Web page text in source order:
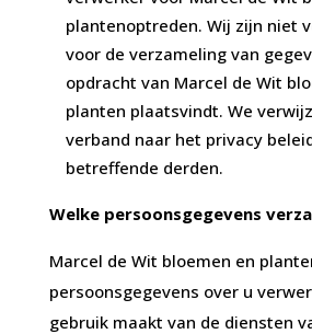
plantenoptreden. Wij zijn niet
voor de verzameling van
opdracht van Marcel de Wit
planten plaatsvindt. We
verband naar het privacy
betreffende derden.
Welke persoonsgegevens
Marcel de Wit bloemen en
persoonsgegevens over u
gebruik maakt van de diensten